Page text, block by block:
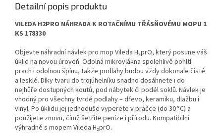
Detailní popis produktu
VILEDA H2PRO NÁHRADA K ROTAČNÍMU TŘÁSŇOVÉMU MOPU 1
KS 178330
Objevte náhradní návlek pro mop Vileda H₂prO, který posune váš
úklid na novou úroveň. Odolná mikrovlákna spolehlivě pohltí
prach i odolnou špínu, takže podlahy budou vždy dokonale čisté
a lesklé. Díky tvaru do trojúhelníku snadno dosáhnete i do
nejhůře dostupných koutů, pod nábytek či podél soklů. Návlek je
vhodný pro všechny tvrdé podlahy – dřevo, keramiku, dlažbu i
vinyl. Po úklidu jej jednoduše vyperete v pračce (do 30 °C) a
použijete znovu, čímž šetříte peníze i přírodu. Kompatibilní
výhradně s mopem Vileda H₂prO.